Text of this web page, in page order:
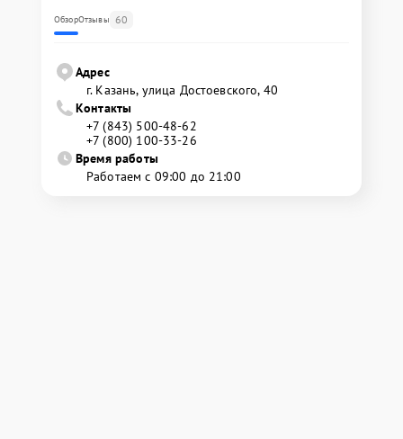
ОбзорОтзывы 60
Адрес
г. Казань, улица Достоевского, 40
Контакты
+7 (843) 500-48-62
+7 (800) 100-33-26
Время работы
Работаем с 09:00 до 21:00